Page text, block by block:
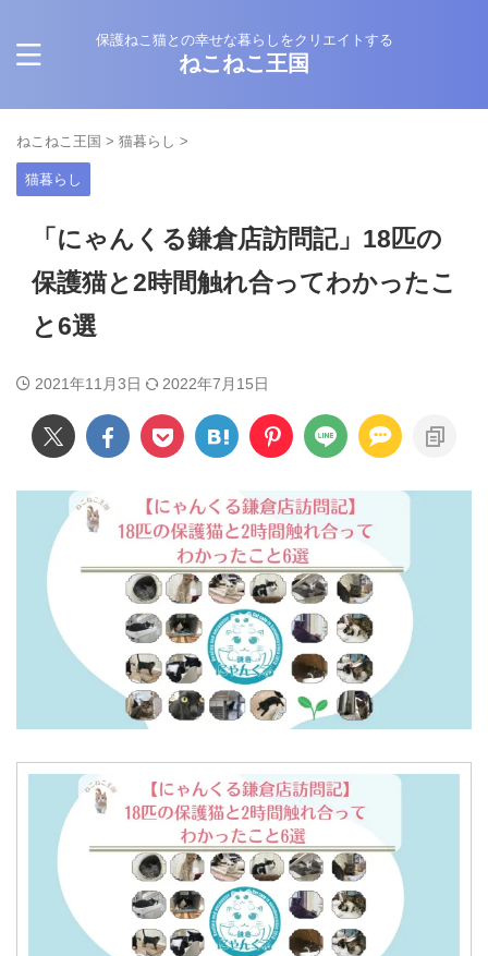
保護ねこ猫との幸せな暮らしをクリエイトする
ねこねこ王国
ねこねこ王国 > 猫暮らし >
猫暮らし
「にゃんくる鎌倉店訪問記」18匹の
保護猫と2時間触れ合ってわかったこ
と6選
2021年11月3日 2022年7月15日